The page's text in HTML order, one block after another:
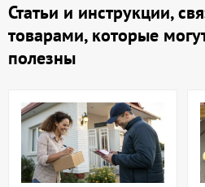
Статьи и инструкции,
товарами, которые
полезны